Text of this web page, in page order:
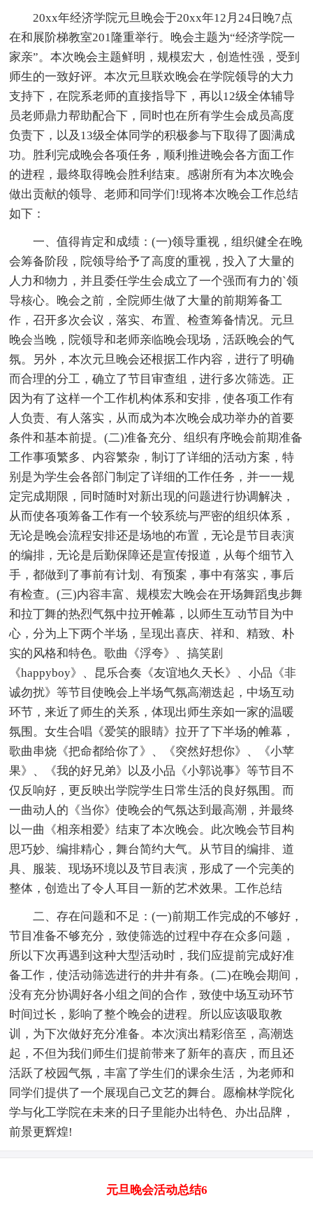
20xx年经济学院元旦晚会于20xx年12月24日晚7点
在和展阶梯教室201隆重举行。晚会主题为“经济学院一
家亲”。本次晚会主题鲜明，规模宏大，创造性强，受到
师生的一致好评。本次元旦联欢晚会在学院领导的大力
支持下，在院系老师的直接指导下，再以12级全体辅导
员老师鼎力帮助配合下，同时也在所有学生会成员高度
负责下，以及13级全体同学的积极参与下取得了圆满成
功。胜利完成晚会各项任务，顺利推进晚会各方面工作
的进程，最终取得晚会胜利结束。感谢所有为本次晚会
做出贡献的领导、老师和同学们!现将本次晚会工作总结
如下：
一、值得肯定和成绩：(一)领导重视，组织健全在晚
会筹备阶段，院领导给予了高度的重视，投入了大量的
人力和物力，并且委任学生会成立了一个强而有力的`领
导核心。晚会之前，全院师生做了大量的前期筹备工
作，召开多次会议，落实、布置、检查筹备情况。元旦
晚会当晚，院领导和老师亲临晚会现场，活跃晚会的气
氛。另外，本次元旦晚会还根据工作内容，进行了明确
而合理的分工，确立了节目审查组，进行多次筛选。正
因为有了这样一个工作机构体系和安排，使各项工作有
人负责、有人落实，从而成为本次晚会成功举办的首要
条件和基本前提。(二)准备充分、组织有序晚会前期准备
工作事项繁多、内容繁杂，制订了详细的活动方案，特
别是为学生会各部门制定了详细的工作任务，并一一规
定完成期限，同时随时对新出现的问题进行协调解决，
从而使各项筹备工作有一个较系统与严密的组织体系，
无论是晚会流程安排还是场地的布置，无论是节目表演
的编排，无论是后勤保障还是宣传报道，从每个细节入
手，都做到了事前有计划、有预案，事中有落实，事后
有检查。(三)内容丰富、规模宏大晚会在开场舞蹈曳步舞
和拉丁舞的热烈气氛中拉开帷幕，以师生互动节目为中
心，分为上下两个半场，呈现出喜庆、祥和、精致、朴
实的风格和特色。歌曲《浮夸》、搞笑剧
《happyboy》、昆乐合奏《友谊地久天长》、小品《非
诚勿扰》等节目使晚会上半场气氛高潮迭起，中场互动
环节，来近了师生的关系，体现出师生亲如一家的温暖
氛围。女生合唱《爱笑的眼睛》拉开了下半场的帷幕，
歌曲串烧《把命都给你了》、《突然好想你》、《小苹
果》、《我的好兄弟》以及小品《小郭说事》等节目不
仅反响好，更反映出学院学生日常生活的良好氛围。而
一曲动人的《当你》使晚会的气氛达到最高潮，并最终
以一曲《相亲相爱》结束了本次晚会。此次晚会节目构
思巧妙、编排精心，舞台简约大气。从节目的编排、道
具、服装、现场环境以及节目表演，形成了一个完美的
整体，创造出了令人耳目一新的艺术效果。工作总结
二、存在问题和不足：(一)前期工作完成的不够好，
节目准备不够充分，致使筛选的过程中存在众多问题，
所以下次再遇到这种大型活动时，我们应提前完成好准
备工作，使活动筛选进行的井井有条。(二)在晚会期间，
没有充分协调好各小组之间的合作，致使中场互动环节
时间过长，影响了整个晚会的进程。所以应该吸取教
训，为下次做好充分准备。本次演出精彩倍至，高潮迭
起，不但为我们师生们提前带来了新年的喜庆，而且还
活跃了校园气氛，丰富了学生们的课余生活，为老师和
同学们提供了一个展现自己文艺的舞台。愿榆林学院化
学与化工学院在未来的日子里能办出特色、办出品牌，
前景更辉煌!
元旦晚会活动总结6